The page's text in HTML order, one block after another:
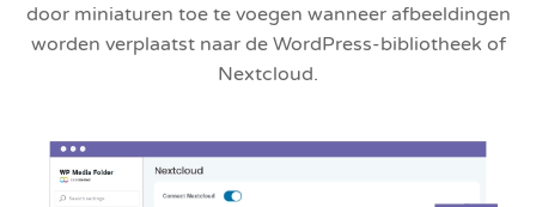
door miniaturen toe te voegen wanneer afbeeldingen
worden verplaatst naar de WordPress-bibliotheek of
Nextcloud.